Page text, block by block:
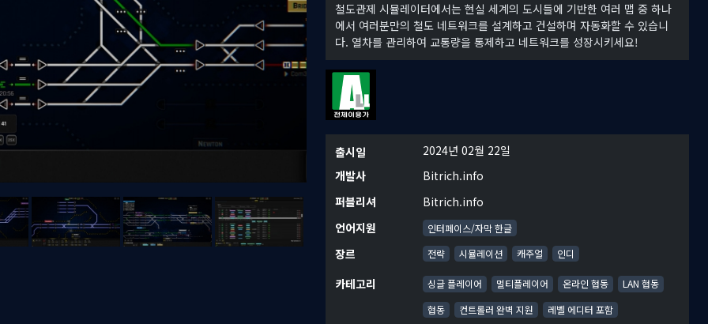
철도관제 시뮬레이터에서는 현실 세계의 도시들에 기반한 여러 맵 중 하나
에서 여러분만의 철도 네트워크를 설계하고 건설하며 자동화할 수 있습니
다. 열차를 관리하여 교통량을 통제하고 네트워크를 성장시키세요!
출시일
2024년 02월 22일
개발사
Bitrich.info
퍼블리셔
Bitrich.info
언어지원
인터페이스/자막 한글
장르 전략 시뮬레이션 캐주얼 인디
카테고리 싱글 플레이어 멀티플레이어 온라인 협동
LAN 협동
협동
컨트롤러 완벽 지원 레벨 에디터 포함